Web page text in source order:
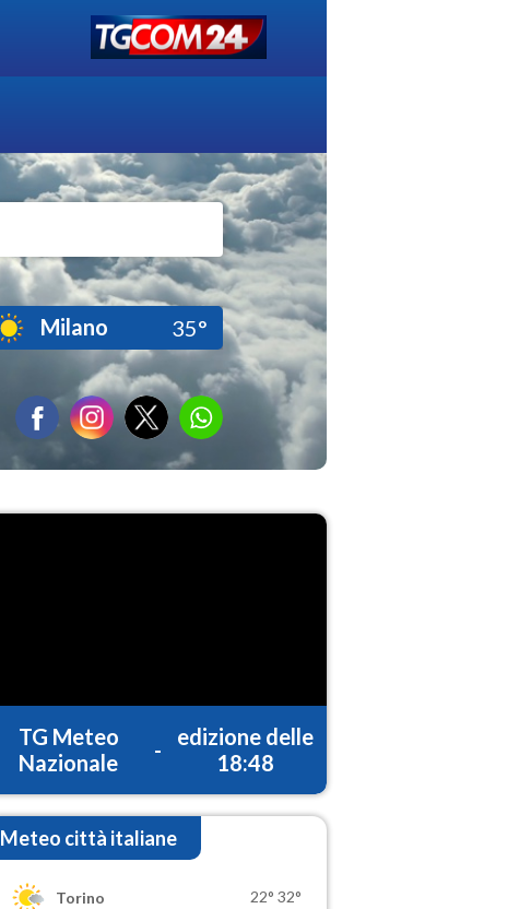
Milano 35°
TG Meteo
Nazionale
-
edizione delle
18:48
Meteo città italiane
Torino 22° 32°